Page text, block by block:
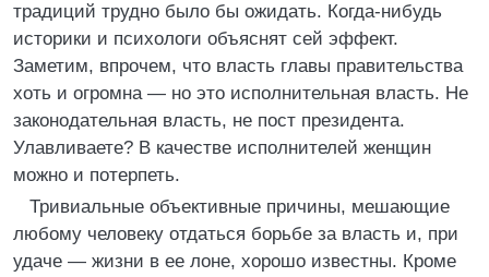
традиций трудно было бы ожидать. Когда-нибудь
историки и психологи объяснят сей эффект.
Заметим, впрочем, что власть главы правительства
хоть и огромна — но это исполнительная власть. Не
законодательная власть, не пост президента.
Улавливаете? В качестве исполнителей женщин
можно и потерпеть.
Тривиальные объективные причины, мешающие
любому человеку отдаться борьбе за власть и, при
удаче — жизни в ее лоне, хорошо известны. Кроме